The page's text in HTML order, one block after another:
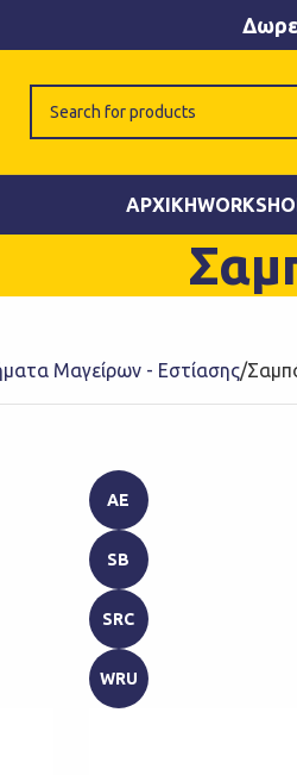
ΑΡΧΙΚΉ
Μαγείρων - Εστίασης
AE
SB
SRC
WRU